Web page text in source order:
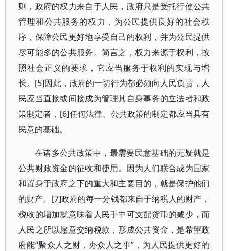
则，政府的权力来自于人民，政府只是受托行使公共
管理和公共服务的权力，为公民提供良好的社会秩
序，保障公民更好地享受自己的权利，并为公民提供
尽可能多的公共服务。简言之，权力来源于权利，按
照社会正义的要求，它应当服务于权利的实现与增
长。[5]因此，政府的一切行为都必须向人民负责，人
民应当直接或间接成为管理其自身事务的立法者和政
策制定者，[6]任何法律、公共政策的制定都应当具有
民意的基础。
在诸多公共政策中，最需要民意基础的无疑就是
公共财政资金的征收和使用。因为人们联合成为国家
和置身于政府之下的重大和主要目的，就是保护他们
的财产。[7]政府的每一分钱都来自于纳税人的财产，
税收的增加就意味着人民手中可支配货币的减少，而
人民之所以愿意交纳税款，形成公共资金，是希望政
府能“聚众人之财，办众人之事”，为人民提供更好的